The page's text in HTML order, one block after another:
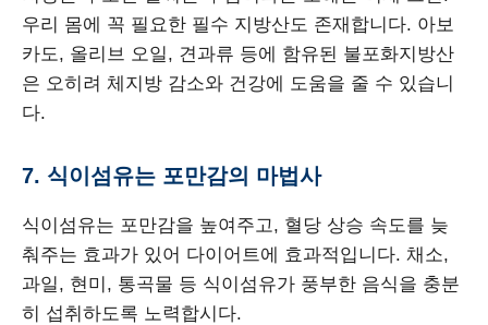
우리 몸에 꼭 필요한 필수 지방산도 존재합니다. 아보
카도, 올리브 오일, 견과류 등에 함유된 불포화지방산
은 오히려 체지방 감소와 건강에 도움을 줄 수 있습니
다.
7. 식이섬유는 포만감의 마법사
식이섬유는 포만감을 높여주고, 혈당 상승 속도를 늦
춰주는 효과가 있어 다이어트에 효과적입니다. 채소,
과일, 현미, 통곡물 등 식이섬유가 풍부한 음식을 충분
히 섭취하도록 노력합시다.